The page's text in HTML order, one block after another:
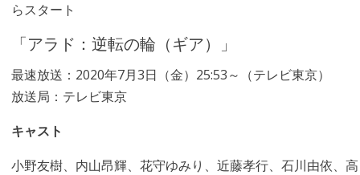
らスタート
「アラド：逆転の輪（ギア）」
最速放送：2020年7月3日（金）25:53～（テレビ東京）
放送局：テレビ東京
キャスト
小野友樹、内山昂輝、花守ゆみり、近藤孝行、石川由依、高